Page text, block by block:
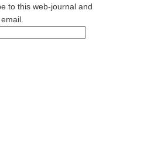
to this web-journal and